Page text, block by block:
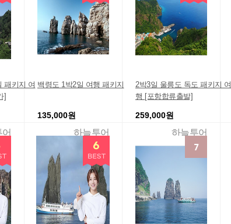
패키지 여
]
백령도 1박2일 여행 패키지
135,000원
하늘투어
2박3일 울릉도 독도 패키지 여
행 [포항합류출발]
259,000원
하늘투어